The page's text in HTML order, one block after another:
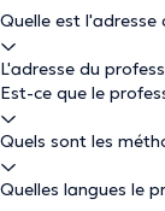
Quelle est
L'adresse du
Est-ce que le
Quels sont les
Quelles langues le